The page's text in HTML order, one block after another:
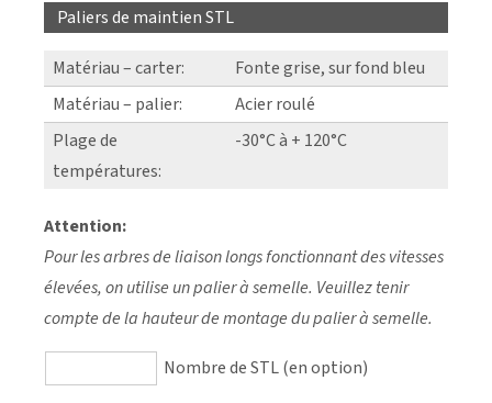
Paliers de maintien STL
Matériau – carter:
Fonte grise, sur fond bleu
Matériau – palier:
Acier roulé
Plage de
températures:
-30°C à + 120°C
Attention:
Pour les arbres de liaison longs fonctionnant des vitesses
élevées, on utilise un palier à semelle. Veuillez tenir
compte de la hauteur de montage du palier à semelle.
Nombre de STL (en option)